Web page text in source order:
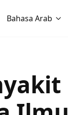
Bahasa Arab